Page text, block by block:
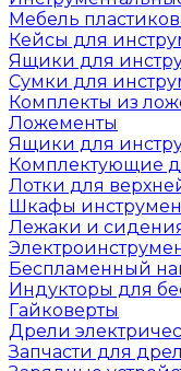
Мебель
Кейсы для
Ящики для
Сумки для
Комплекты из
Ложементы
Ящики для
Комплектующие
Лотки для
Шкафы
Лежаки и
Беспламенный
Индукторы для
Гайковерты
Дрели
Запчасти для